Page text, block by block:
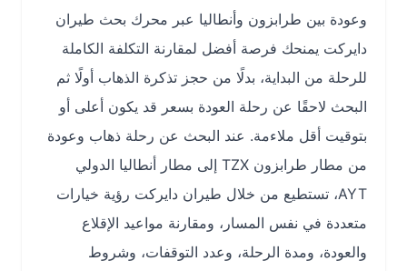
وعودة بين طرابزون وأنطاليا عبر محرك بحث طيران
دايركت يمنحك فرصة أفضل لمقارنة التكلفة الكاملة
للرحلة من البداية، بدلًا من حجز تذكرة الذهاب أولًا ثم
البحث لاحقًا عن رحلة العودة بسعر قد يكون أعلى أو
بتوقيت أقل ملاءمة. عند البحث عن رحلة ذهاب وعودة
من مطار طرابزون TZX إلى مطار أنطاليا الدولي
AYT، تستطيع من خلال طيران دايركت رؤية خيارات
متعددة في نفس المسار، ومقارنة مواعيد الإقلاع
والعودة، ومدة الرحلة، وعدد التوقفات، وشروط